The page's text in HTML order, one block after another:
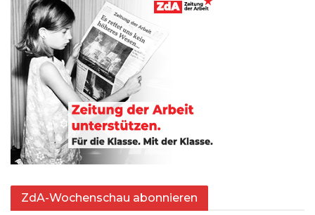
ZdA-Wochenschau abonnieren